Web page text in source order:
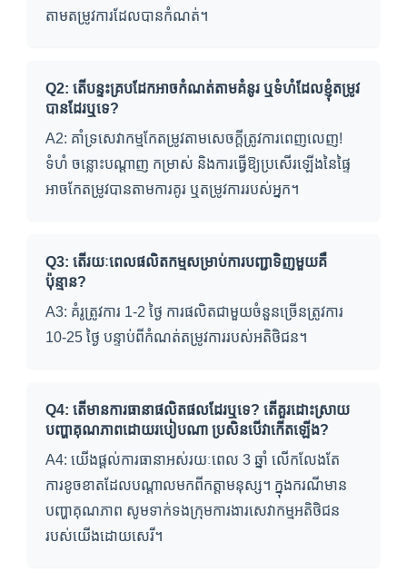
តាមតម្រូវការដែលបានកំណត់។
Q2: តើបន្ទះគ្របដែកអាចកំណត់តាមគំនូរ ឬទំហំដែលខ្ញុំតម្រូវ
បានដែរឬទេ?
A2: គាំទ្រសេវាកម្មកែតម្រូវតាមសេចក្តីត្រូវការពេញលេញ!
ទំហំ ចន្លោះបណ្តាញ កម្រាស់ និងការធ្វើឱ្យប្រសើរឡើងនៃផ្ទៃ
អាចកែតម្រូវបានតាមការគូរ ឬតម្រូវការរបស់អ្នក។
Q3: តើរយៈពេលផលិតកម្មសម្រាប់ការបញ្ជាទិញមួយគឺ
ប៉ុន្មាន?
A3: គំរូត្រូវការ 1-2 ថ្ងៃ ការផលិតជាមួយចំនួនច្រើន​ត្រូវការ
10-25 ថ្ងៃ បន្ទាប់ពីកំណត់តម្រូវការរបស់អតិថិជន។
Q4: តើមានការធានាផលិតផលដែរឬទេ? តើគួរដោះស្រាយ
បញ្ហាគុណភាពដោយរបៀបណា ប្រសិនបើវាកើតឡើង?
A4: យើងផ្តល់ការធានាអស់រយៈពេល 3 ឆ្នាំ លើកលែងតែ
ការខូចខាតដែលបណ្តាលមកពីកត្តាមនុស្ស។ ក្នុងករណីមាន
បញ្ហាគុណភាព សូមទាក់ទងក្រុមការងារសេវាកម្មអតិថិជន
របស់យើងដោយសេរី។